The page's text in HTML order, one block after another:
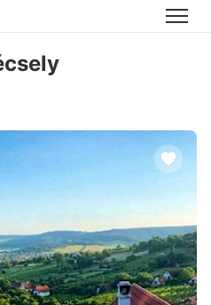
Menü